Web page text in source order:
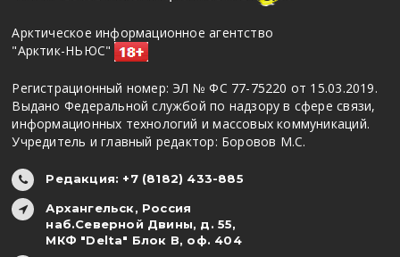
Арктическое информационное агентство
"Арктик-НЬЮС"
Регистрационный номер: ЭЛ № ФС 77-75220 от 15.03.2019.
Выдано Федеральной службой по надзору в сфере связи,
информационных технологий и массовых коммуникаций.
Учредитель и главный редактор: Боровов М.С.
Редакция: +7 (8182) 433-885
Архангельск, Россия
наб.Северной Двины, д. 55,
МКФ "Delta" Блок В, оф. 404